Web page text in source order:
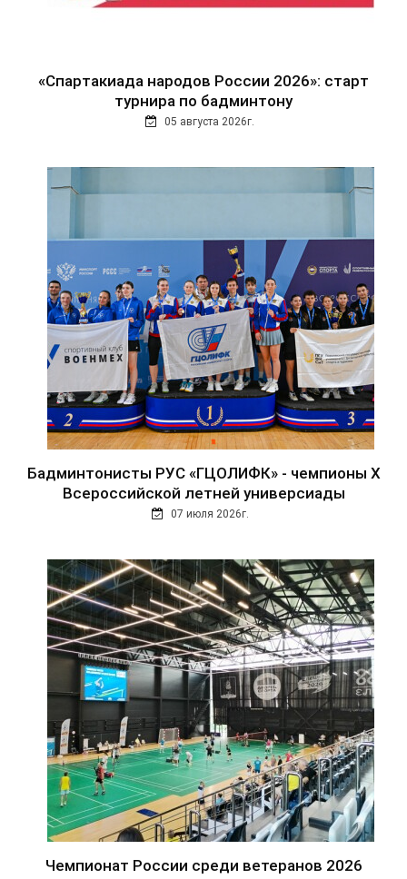
«Спартакиада народов России 2026»: старт
турнира по бадминтону
05 августа 2026г.
Бадминтонисты РУС «ГЦОЛИФК» - чемпионы Х
Всероссийской летней универсиады
07 июля 2026г.
Чемпионат России среди ветеранов 2026